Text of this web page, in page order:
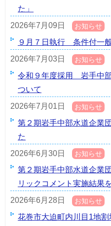
た」
2026年7月09日
お知らせ
９月７日執行 条件付一
2026年7月03日
お知らせ
令和９年度採用 岩手中
ついて
2026年7月01日
お知らせ
第２期岩手中部水道企業
た
2026年6月30日
お知らせ
第２期岩手中部水道企業
リックコメント実施結果
2026年6月28日
お知らせ
花巻市大迫町内川目1地